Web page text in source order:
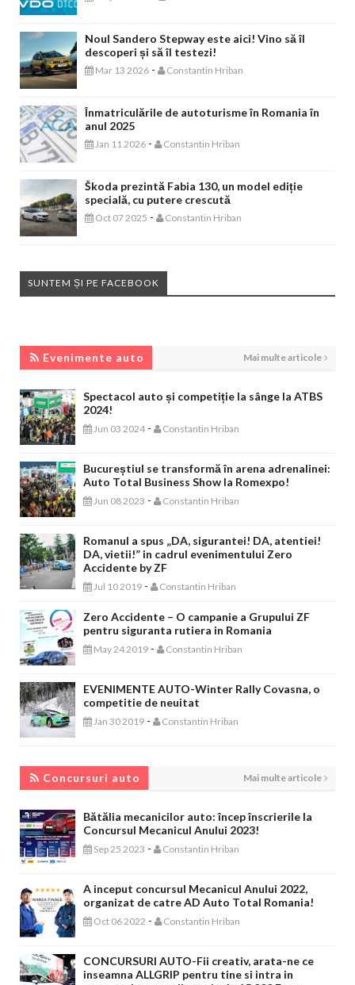
Noul Sandero Stepway este aici! Vino să îl
descoperi și să îl testezi!
Mar 13 2026 - Constantin Hriban
Înmatriculările de autoturisme în Romania în
anul 2025
Jan 11 2026 - Constantin Hriban
Škoda prezintă Fabia 130, un model ediție
specială, cu putere crescută
Oct 07 2025 - Constantin Hriban
SUNTEM ȘI PE FACEBOOK
Evenimente auto Mai multe articole
Spectacol auto și competiție la sânge la ATBS
2024!
Jun 03 2024 - Constantin Hriban
Bucureștiul se transformă în arena adrenalinei:
Auto Total Business Show la Romexpo!
Jun 08 2023 - Constantin Hriban
Romanul a spus „DA, sigurantei! DA, atentiei!
DA, vietii!” in cadrul evenimentului Zero
Accidente by ZF
Jul 10 2019 - Constantin Hriban
Zero Accidente – O campanie a Grupului ZF
pentru siguranta rutiera in Romania
May 24 2019 - Constantin Hriban
EVENIMENTE AUTO-Winter Rally Covasna, o
competitie de neuitat
Jan 30 2019 - Constantin Hriban
Concursuri auto Mai multe articole
Bătălia mecanicilor auto: încep înscrierile la
Concursul Mecanicul Anului 2023!
Sep 25 2023 - Constantin Hriban
A inceput concursul Mecanicul Anului 2022,
organizat de catre AD Auto Total Romania!
Oct 06 2022 - Constantin Hriban
CONCURSURI AUTO-Fii creativ, arata-ne ce
inseamna ALLGRIP pentru tine si intra in